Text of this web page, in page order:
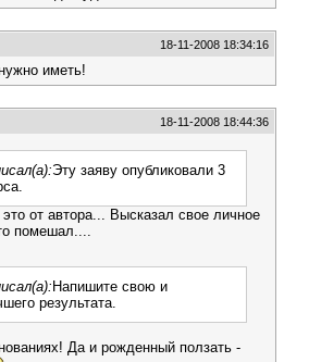
18-11-2008 18:34:16
иметь!
18-11-2008 18:44:36
Эту заяву опубликовали 3
от автора... Высказал свое личное
помешал....
Напишите свою и
результата.
Да и рожденный ползать -